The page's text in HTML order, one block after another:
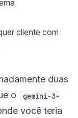
cliente com
duas
o
gemini-3-
você teria